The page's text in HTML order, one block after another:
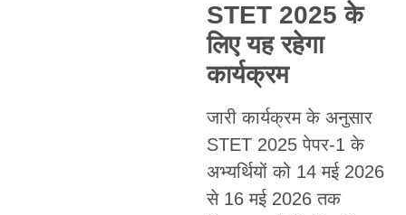
STET 2025 के
लिए यह रहेगा
कार्यक्रम
जारी कार्यक्रम के अनुसार
STET 2025 पेपर-1 के
अभ्यर्थियों को 14 मई 2026
से 16 मई 2026 तक